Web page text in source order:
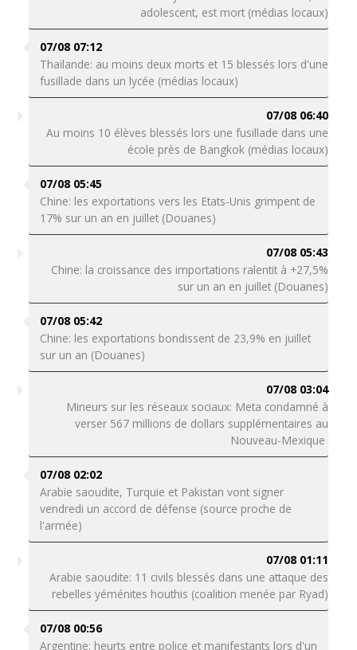
adolescent, est mort (médias locaux)
07/08 07:12
Thaïlande: au moins deux morts et 15 blessés lors d'une
fusillade dans un lycée (médias locaux)
07/08 06:40
Au moins 10 élèves blessés lors une fusillade dans une
école près de Bangkok (médias locaux)
07/08 05:45
Chine: les exportations vers les Etats-Unis grimpent de
17% sur un an en juillet (Douanes)
07/08 05:43
Chine: la croissance des importations ralentit à +27,5%
sur un an en juillet (Douanes)
07/08 05:42
Chine: les exportations bondissent de 23,9% en juillet
sur un an (Douanes)
07/08 03:04
Mineurs sur les réseaux sociaux: Meta condamné à
verser 567 millions de dollars supplémentaires au
Nouveau-Mexique
07/08 02:02
Arabie saoudite, Turquie et Pakistan vont signer
vendredi un accord de défense (source proche de
l'armée)
07/08 01:11
Arabie saoudite: 11 civils blessés dans une attaque des
rebelles yéménites houthis (coalition menée par Ryad)
07/08 00:56
Argentine: heurts entre police et manifestants lors d'un